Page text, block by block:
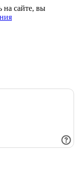
на сайте, вы